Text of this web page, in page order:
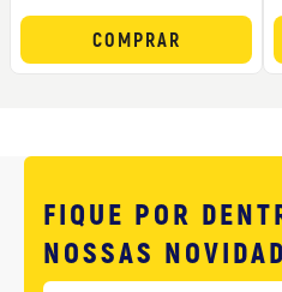
COMPRAR
FIQUE POR
NOSSAS